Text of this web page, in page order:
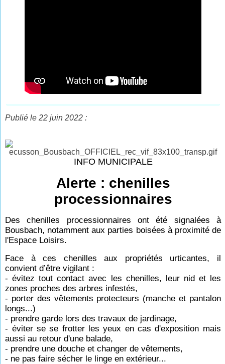
Publié le 22 juin 2022 :
INFO MUNICIPALE
Alerte : chenilles
processionnaires
Des chenilles processionnaires ont été signalées à
Bousbach, notamment aux parties boisées à proximité de
l'Espace Loisirs.
Face à ces chenilles aux propriétés urticantes, il
convient d’être vigilant :
- évitez tout contact avec les chenilles, leur nid et les
zones proches des arbres infestés,
- porter des vêtements protecteurs (manche et pantalon
longs...)
- prendre garde lors des travaux de jardinage,
- éviter se se frotter les yeux en cas d'exposition mais
aussi au retour d'une balade,
- prendre une douche et changer de vêtements,
- ne pas faire sécher le linge en extérieur...